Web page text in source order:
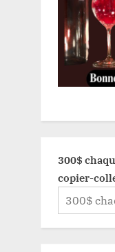
300$
copier-